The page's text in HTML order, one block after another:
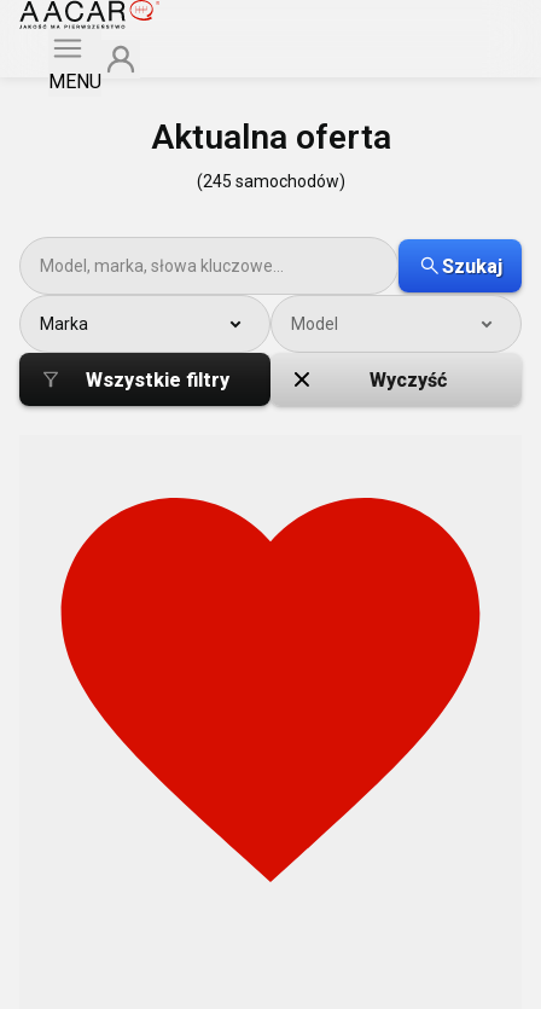
MENU
Aktualna oferta
(245 samochodów)
Szukaj
Marka Model
Wszystkie filtry Wyczyść